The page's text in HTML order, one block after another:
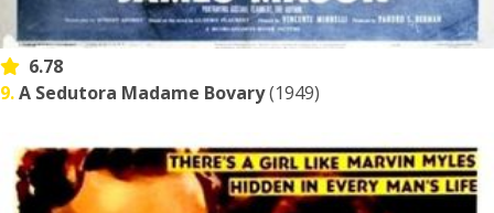
6.78
9.A Sedutora Madame Bovary(1949)